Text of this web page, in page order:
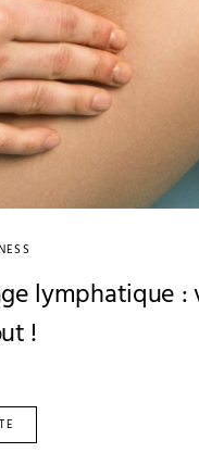
lymphatique :
!